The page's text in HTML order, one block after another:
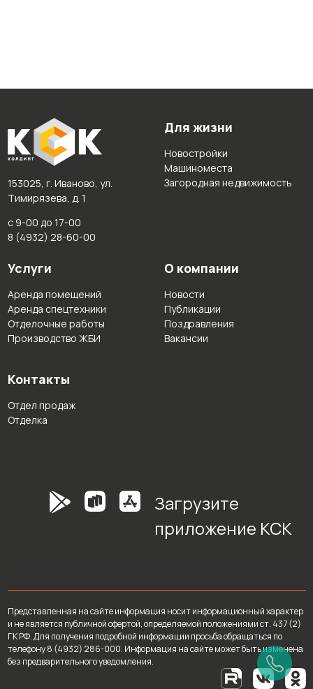
153025, г. Иваново, ул.
Тимирязева, д. 1
с 9-00 до 17-00
8 (4932) 28-60-00
Для жизни
Новостройки
Машиноместа
Загородная недвижимость
Услуги
Аренда помещений
Аренда спецтехники
Отделочные работы
Производство ЖБИ
О компании
Новости
Публикации
Поздравления
Вакансии
Контакты
Отдел продаж
Отделка
Загрузите
приложение КСК
Представленная на сайте информация носит информационный характер
и не является публичной офертой, определяемой положениями ст. 437 (2)
ГК РФ. Для получения подробной информации просьба обращаться по
телефону 8 (4932) 286-000. Информация на сайте может быть изменена
без предварительного уведомления.